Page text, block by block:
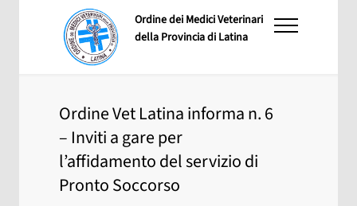
Ordine dei Medici Veterinari
della Provincia di Latina
Ordine Vet Latina informa n. 6
– Inviti a gare per
l’affidamento del servizio di
Pronto Soccorso